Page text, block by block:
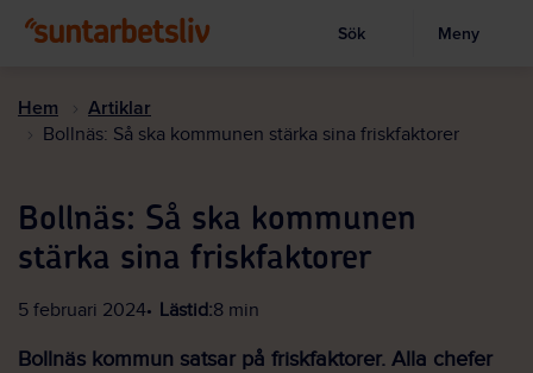
huvudinnehållet
Visa sökruta
Sök Meny
Hem Artiklar
Bollnäs: Så ska kommunen stärka sina friskfaktorer
Bollnäs: Så ska kommunen
stärka sina friskfaktorer
5 februari 2024 Lästid:8 min
Bollnäs kommun satsar på friskfaktorer. Alla chefer